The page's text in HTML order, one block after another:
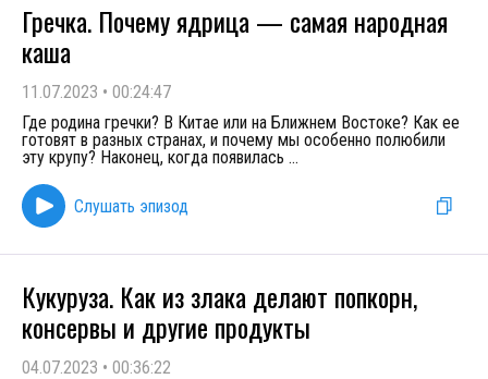
Гречка. Почему ядрица — самая народная
каша
11.07.2023 • 00:24:47
Где родина гречки? В Китае или на Ближнем Востоке? Как ее
готовят в разных странах, и почему мы особенно полюбили
эту крупу? Наконец, когда появилась ...
Слушать эпизод
Кукуруза. Как из злака делают попкорн,
консервы и другие продукты
04.07.2023 • 00:36:22